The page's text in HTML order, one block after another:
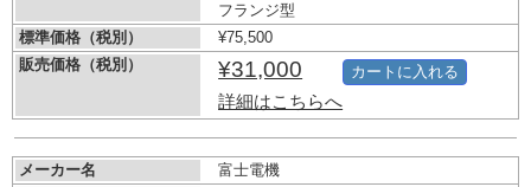
フランジ型
標準価格（税別）
¥75,500
販売価格（税別）
¥31,000
詳細はこちらへ
カートに入れる
メーカー名
富士電機